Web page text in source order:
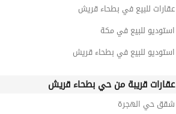
عقارات للبيع في بطحاء قريش
استوديو للبيع في مكة
استوديو للبيع في بطحاء قريش
عقارات قريبة من حي بطحاء قريش
شقق حي الهجرة